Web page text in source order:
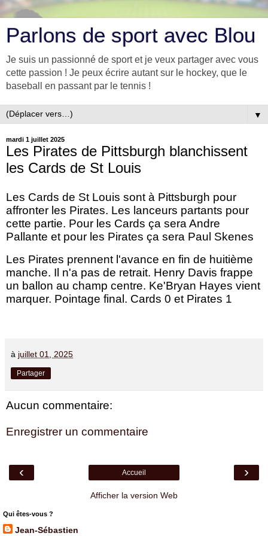
Parlons de sport avec Blou
Je suis un passionné de sport et je veux partager avec vous
cette passion ! Je peux écrire autant sur le hockey, que le
baseball en passant par le tennis !
▼
mardi 1 juillet 2025
Les Pirates de Pittsburgh blanchissent
les Cards de St Louis
Les Cards de St Louis sont à Pittsburgh pour
affronter les Pirates. Les lanceurs partants pour
cette partie. Pour les Cards ça sera Andre
Pallante et pour les Pirates ça sera Paul Skenes
Les Pirates prennent l'avance en fin de huitième
manche. Il n'a pas de retrait. Henry Davis frappe
un ballon au champ centre. Ke'Bryan Hayes vient
marquer. Pointage final. Cards 0 et Pirates 1
à juillet 01, 2025
Partager
Aucun commentaire:
Enregistrer un commentaire
‹ ›
Accueil
Afficher la version Web
Qui êtes-vous ?
Jean-Sébastien